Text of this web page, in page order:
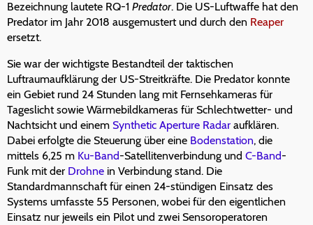
Bezeichnung lautete RQ-1 Predator. Die US-Luftwaffe hat den
Predator im Jahr 2018 ausgemustert und durch den Reaper
ersetzt.
Sie war der wichtigste Bestandteil der taktischen
Luftraumaufklärung der US-Streitkräfte. Die Predator konnte
ein Gebiet rund 24 Stunden lang mit Fernsehkameras für
Tageslicht sowie Wärmebildkameras für Schlechtwetter- und
Nachtsicht und einem Synthetic Aperture Radar aufklären.
Dabei erfolgte die Steuerung über eine Bodenstation, die
mittels 6,25 m Ku-Band-Satellitenverbindung und C-Band-
Funk mit der Drohne in Verbindung stand. Die
Standardmannschaft für einen 24-stündigen Einsatz des
Systems umfasste 55 Personen, wobei für den eigentlichen
Einsatz nur jeweils ein Pilot und zwei Sensoroperatoren